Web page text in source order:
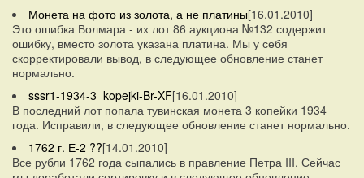
Монета на фото из золота, а не платины[16.01.2010]
Это ошибка Волмара - их лот 86 аукциона №132 содержит
ошибку, вместо золота указана платина. Мы у себя
скорректировали вывод, в следующее обновление станет
нормально.
sssr1-1934-3_kopejki-Br-XF[16.01.2010]
В последний лот попала тувинская монета 3 копейки 1934
года. Исправили, в следующее обновление станет нормально.
1762 г. Е-2 ??[14.01.2010]
Все рубли 1762 года сыпались в правление Петра III. Сейчас